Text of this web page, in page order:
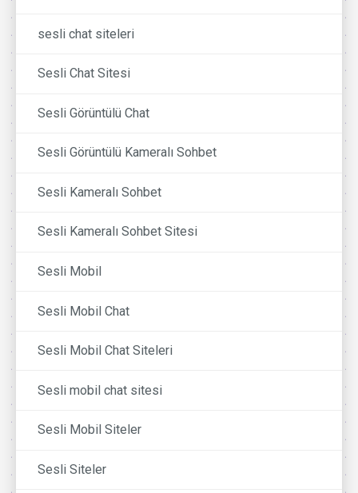
sesli chat siteleri
Sesli Chat Sitesi
Sesli Görüntülü Chat
Sesli Görüntülü Kameralı Sohbet
Sesli Kameralı Sohbet
Sesli Kameralı Sohbet Sitesi
Sesli Mobil
Sesli Mobil Chat
Sesli Mobil Chat Siteleri
Sesli mobil chat sitesi
Sesli Mobil Siteler
Sesli Siteler